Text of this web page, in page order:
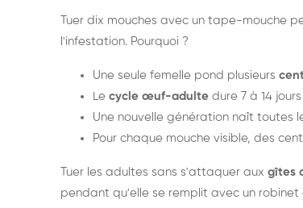
Tuer dix mouches avec un tape-mouche
l'infestation. Pourquoi ?
Une seule femelle pond plusieurs
Le cycle œuf-adulte dure 7 à 14
Une nouvelle génération naît toutes
Pour chaque mouche visible, des
Tuer les adultes sans s'attaquer aux gîtes
pendant qu'elle se remplit avec un robinet